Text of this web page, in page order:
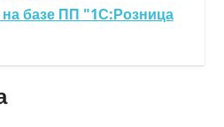
базе ПП "1С:Розница